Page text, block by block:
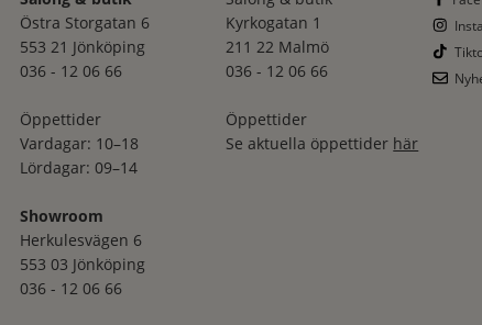
Östra Storgatan 6
553 21 Jönköping
036 - 12 06 66
Öppettider
Vardagar: 10–18
Lördagar: 09–14
Showroom
Herkulesvägen 6
553 03 Jönköping
036 - 12 06 66
Kyrkogatan 1
211 22 Malmö
036 - 12 06 66
Öppettider
Se aktuella öppettider här